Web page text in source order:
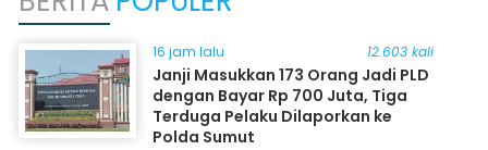
16 jam lalu 12.603 kali
Janji Masukkan 173 Orang Jadi PLD
dengan Bayar Rp 700 Juta, Tiga
Terduga Pelaku Dilaporkan ke
Polda Sumut